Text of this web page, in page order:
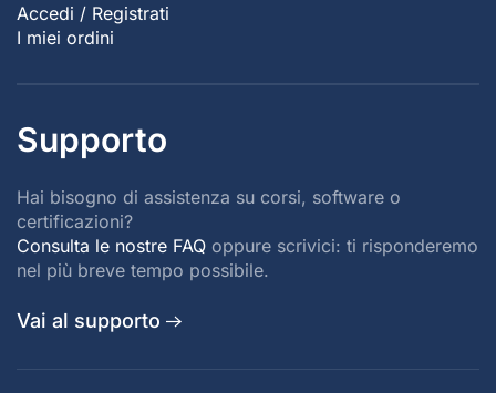
Accedi / Registrati
I miei ordini
Supporto
Hai bisogno di assistenza su corsi, software o
certificazioni?
Consulta le nostre FAQ oppure scrivici: ti risponderemo
nel più breve tempo possibile.
Vai al supporto